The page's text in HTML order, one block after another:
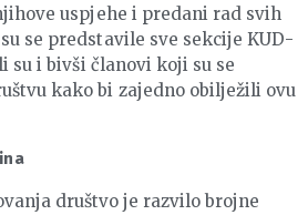
uspjehe i predani rad svih
se predstavile sve sekcije KUD-
su i bivši članovi koji su se
kako bi zajedno obilježili ovu
društvo je razvilo brojne